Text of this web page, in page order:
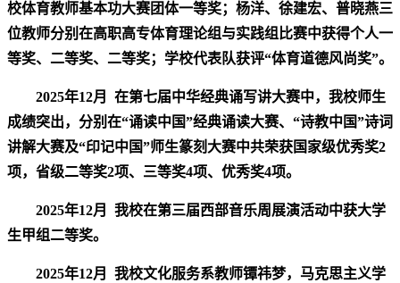
校体育教师基本功大赛团体一等奖；杨洋、徐建宏、普晓燕三
位教师分别在高职高专体育理论组与实践组比赛中获得个人一
等奖、二等奖、二等奖；学校代表队获评“体育道德风尚奖”。
2025年12月 在第七届中华经典诵写讲大赛中，我校师生
成绩突出，分别在“诵读中国”经典诵读大赛、“诗教中国”诗词
讲解大赛及“印记中国”师生篆刻大赛中共荣获国家级优秀奖2
项，省级二等奖2项、三等奖4项、优秀奖4项。
2025年12月 我校在第三届西部音乐周展演活动中获大学
生甲组二等奖。
2025年12月 我校文化服务系教师镡祎梦，马克思主义学